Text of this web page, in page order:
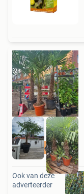
mediterraan
Ook van deze
adverteerder